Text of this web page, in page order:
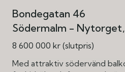
Bondegatan 46
Södermalm - Nytorget
8 600 000 kr (slutpris)
Med attraktiv södervänd